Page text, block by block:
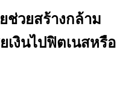
ช่วยสร้างกล้าม
เงินไปฟิตเนสหรือ